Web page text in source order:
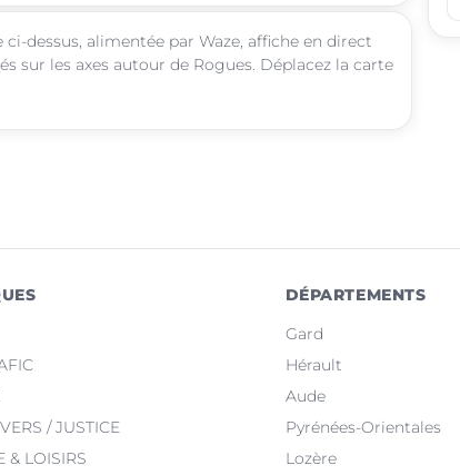
ci-dessus, alimentée par Waze, affiche en direct
sur les axes autour de Rogues. Déplacez la carte
/ JUSTICE
& LOISIRS
DÉPARTEMENTS
Gard
Hérault
Aude
Pyrénées-Orientales
Lozère